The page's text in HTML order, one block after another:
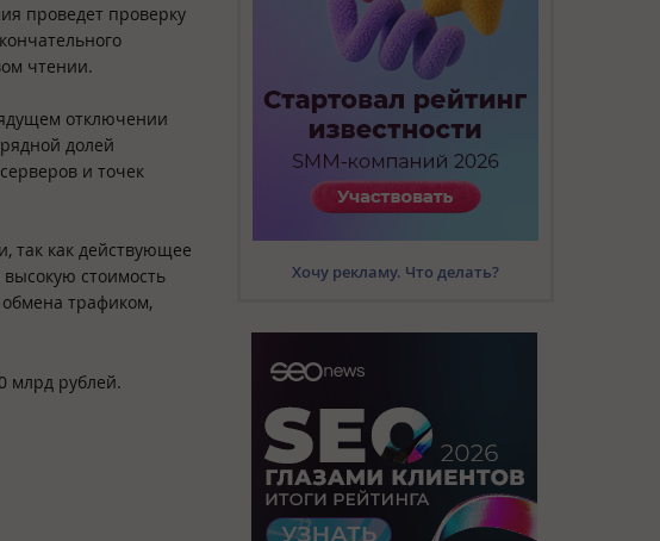
проведет проверку
чтении.
отключении
долей
и точек
так как действующее
стоимость
трафиком,
млрд рублей.
Хочу рекламу. Что делать?